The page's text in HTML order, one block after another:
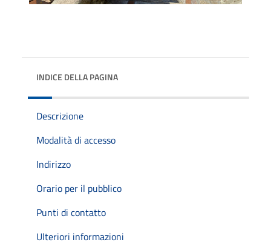
INDICE DELLA PAGINA
Descrizione
Modalità di accesso
Indirizzo
Orario per il pubblico
Punti di contatto
Ulteriori informazioni